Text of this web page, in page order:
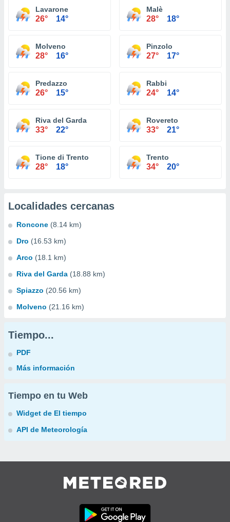
Lavarone
26° 14°
Malè
28° 18°
Molveno
28° 16°
Pinzolo
27° 17°
Predazzo
26° 15°
Rabbi
24° 14°
Riva del Garda
33° 22°
Rovereto
33° 21°
Tione di Trento
28° 18°
Trento
34° 20°
Localidades cercanas
Roncone (8.14 km)
Dro (16.53 km)
Arco (18.1 km)
Riva del Garda (18.88 km)
Spiazzo (20.56 km)
Molveno (21.16 km)
Tiempo...
PDF
Más información
Tiempo en tu Web
Widget de El tiempo
API de Meteorología